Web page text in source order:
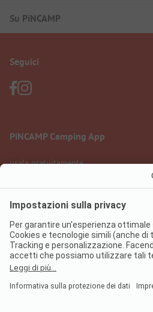
Su PiNCAMP
Seguici
PiNCAMP Camping App
usala gratuitamente
Informazione legale
Protezione dati
Regolamento sui servizi digitali